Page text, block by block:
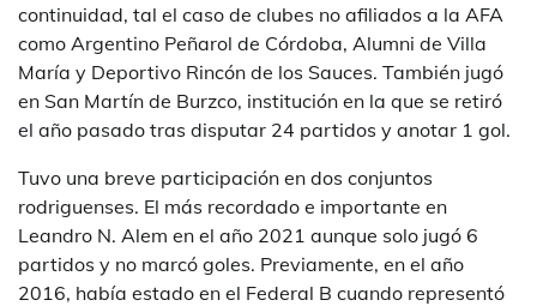
continuidad, tal el caso de clubes no afiliados a la AFA
como Argentino Peñarol de Córdoba, Alumni de Villa
María y Deportivo Rincón de los Sauces. También jugó
en San Martín de Burzco, institución en la que se retiró
el año pasado tras disputar 24 partidos y anotar 1 gol.
Tuvo una breve participación en dos conjuntos
rodriguenses. El más recordado e importante en
Leandro N. Alem en el año 2021 aunque solo jugó 6
partidos y no marcó goles. Previamente, en el año
2016, había estado en el Federal B cuando representó